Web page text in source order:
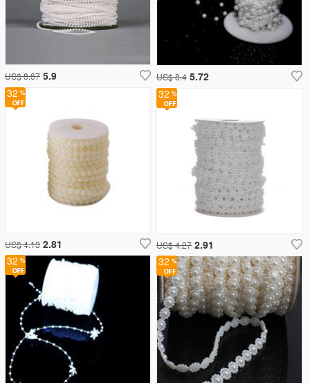
US$ 8.67 5.9 US$ 8.4 5.72
32 32
32
US$ 4.13 2.81
32
US$ 4.27 2.91